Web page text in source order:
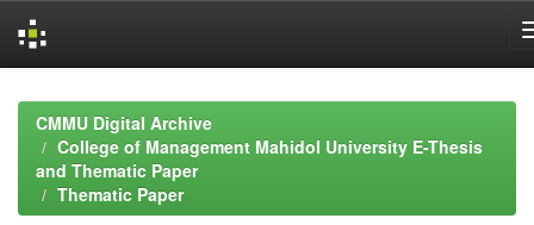
navigationCMMU Digital Archive
College of Management Mahidol University E-Thesis
and Thematic Paper
Thematic Paper